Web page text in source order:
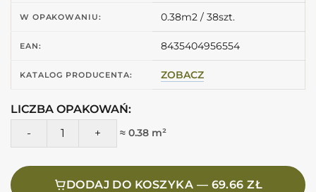
W OPAKOWANIU: 0.38m2 / 38szt.
EAN: 8435404956554
KATALOG PRODUCENTA: ZOBACZ
LICZBA OPAKOWAŃ:
ilość EQUIPE Costa Nova Onda Tansy Green Matt 5X20
≈ 0.38 m²
DODAJ DO KOSZYKA — 69.66 ZŁ